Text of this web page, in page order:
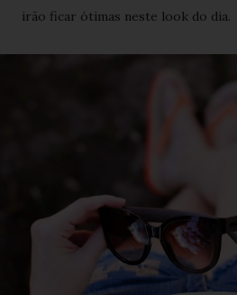
irão ficar ótimas neste look do dia.